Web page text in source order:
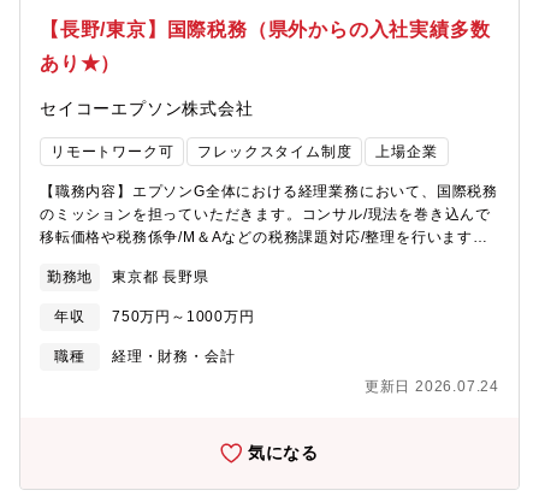
ーム全体で約50名在籍。海外駐在の実績も多数。■財務経理部全体
では管理職含め約7割が中途入社であり、様々なバックグラウンド
の方が活躍しています。中途入社者が早期に部署になじめるよう
当社はフレックス勤務とテレワークを推進しています。ペーパー
レス＆デジタル化が進んでいますので、在宅勤務も可能（目安は
週1～3日程度）、午前テレワーク・午後出社という働き方も可能
出社も発生しますが、状況に応じてフレキシブルな働き方が実現
できております。■東京本社に出社した場合は社員食堂をご利用い
ただけます。今話題の完全栄養食が300円で食べられます！【その
他雇用条件】■在籍企業 日清食品株式会社■所属企業
【長野/東京】国際税務（県外からの入社実績多数
あり★）
セイコーエプソン株式会社
リモートワーク可 フレックスタイム制度 上場企業
【職務内容】エプソンG全体における経理業務において、国際税務
のミッションを担っていただきます。コンサル/現法を巻き込んで
移転価格や税務係争/M＆Aなどの税務課題対応/整理を行います。■
対応業務全般■事業課題(海外現法との役務提供・費用負担・商流
変更等)に対する税務論点の整理■M&Aなど組織再編における税務
論点の整理■海外子会社の税務論点（税務係争や利益管理等）の整
理サポート・指導【募集背景】業種・業態別にお客様の生産性向
当社。財務経理部では、ともに事業を推進し、より良い社会の実
基づいて決算を開示していくことが主なミッションにはなります
が、昨今IFRSとは違った非財務情報のルールが新しく出始めてい
ることもあり、投資家に対してより専門的でグローバルな対応が
勤務地 東京都 長野県
年収 750万円～1000万円
職種
経理・財務・会計
更新日 2026.07.24
気になる